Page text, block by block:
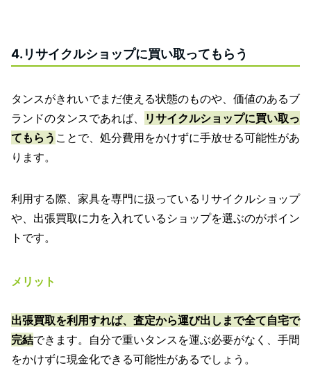
4.リサイクルショップに買い取ってもらう
タンスがきれいでまだ使える状態のものや、価値のあるブ
ランドのタンスであれば、
リサイクルショップに買い取っ
てもらう ことで、処分費用をかけずに手放せる可能性があ
ります。
利用する際、家具を専門に扱っているリサイクルショップ
や、出張買取に力を入れているショップを選ぶのがポイン
トです。
メリット
出張買取を利用すれば、査定から運び出しまで全て自宅で
完結できます。自分で重いタンスを運ぶ必要がなく、手間
をかけずに現金化できる可能性があるでしょう。